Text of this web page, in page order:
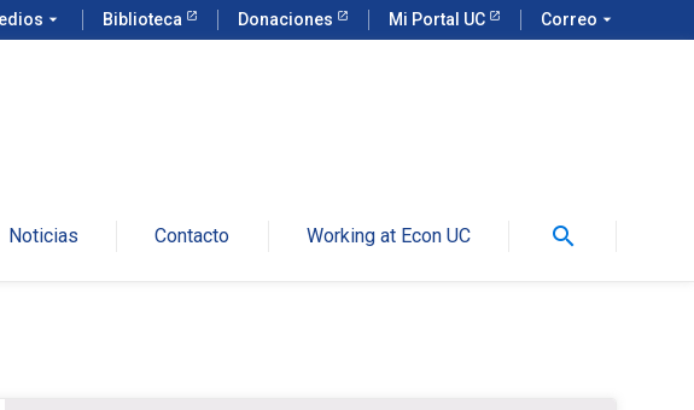
arrow_drop_down Biblioteca Donaciones Mi Portal UC Correo arrow_drop_down
Noticias Contacto Working at Econ UC search